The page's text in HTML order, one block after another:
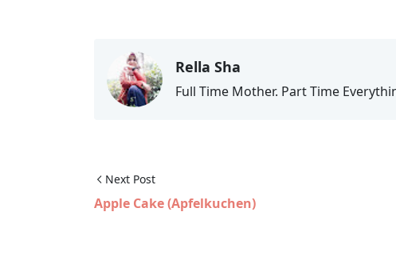
Rella Sha
Full Time Mother. Part Time
Next Post
Apple Cake (Apfelkuchen)